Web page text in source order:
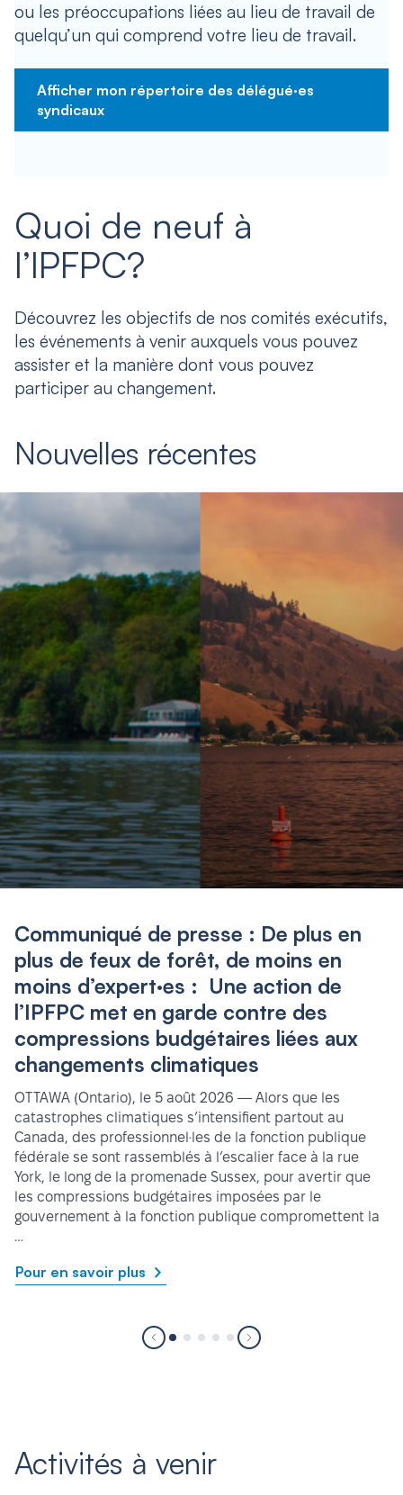
ou les préoccupations liées au lieu de travail de
quelqu’un qui comprend votre lieu de travail.
Afficher mon répertoire des délégué·es
syndicaux
Quoi de neuf à
l’IPFPC?
Découvrez les objectifs de nos comités exécutifs,
les événements à venir auxquels vous pouvez
assister et la manière dont vous pouvez
participer au changement.
Nouvelles récentes
Communiqué de presse : De plus en
plus de feux de forêt, de moins en
moins d’expert·es : Une action de
l’IPFPC met en garde contre des
compressions budgétaires liées aux
changements climatiques
OTTAWA (Ontario), le 5 août 2026 — Alors que les
catastrophes climatiques s’intensifient partout au
Canada, des professionnel·les de la fonction publique
fédérale se sont rassemblés à l’escalier face à la rue
York, le long de la promenade Sussex, pour avertir que
les compressions budgétaires imposées par le
gouvernement à la fonction publique compromettent la
…
Pour en savoir plus
Activités à venir